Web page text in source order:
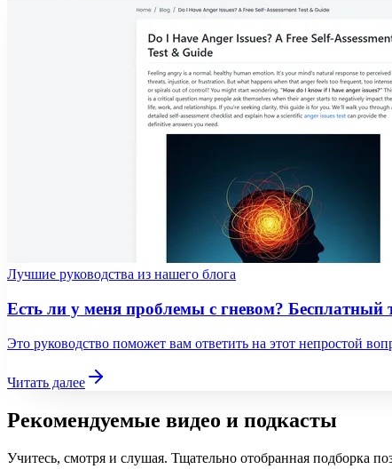
Лучшие руководства из нашего блога
Есть ли у меня проблемы с гневом? Бесплатный
Это руководство поможет вам ответить на этот непростой
Читать далее
Рекомендуемые видео и подкасты
Учитесь, смотря и слушая. Тщательно отобранная подборка